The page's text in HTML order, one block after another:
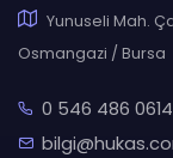
Yunuseli Mah.
Osmangazi / Bursa
0 546 486 0614